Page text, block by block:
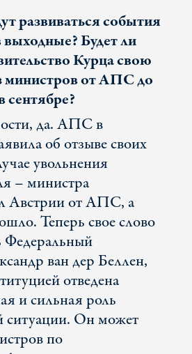
развиваться события
выходные? Будет ли
Курца свою
министров от АПС до
да. АПС в
об отзыве своих
увольнения
– министра
Австрии от АПС, а
Теперь свое слово
Федеральный
ван дер Беллен,
отведена
и сильная роль
ситуации. Он может
по